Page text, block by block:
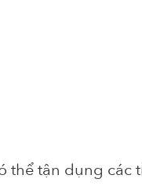
thể tận dụng các